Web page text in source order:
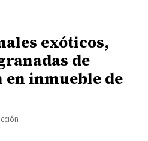
exóticos,
de
inmueble de